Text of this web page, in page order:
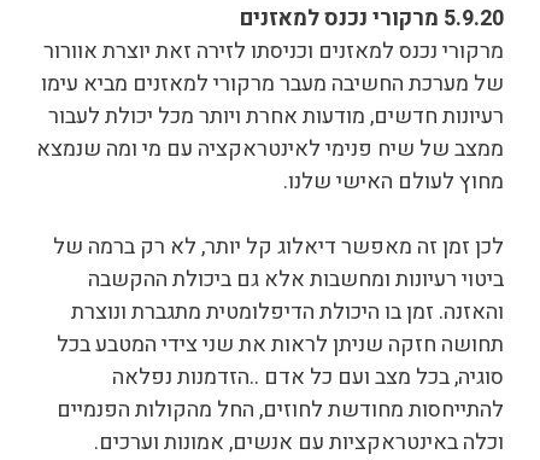
5.9.20 מרקורי נכנס למאזנים
מרקורי נכנס למאזנים וכניסתו לזירה זאת יוצרת אוורור
של מערכת החשיבה מעבר מרקורי למאזנים מביא עימו
רעיונות חדשים, מודעות אחרת ויותר מכל יכולת לעבור
ממצב של שיח פנימי לאינטראקציה עם מי ומה שנמצא
מחוץ לעולם האישי שלנו.
לכן זמן זה מאפשר דיאלוג קל יותר, לא רק ברמה של
ביטוי רעיונות ומחשבות אלא גם ביכולת ההקשבה
והאזנה. זמן בו היכולת הדיפלומטית מתגברת ונוצרת
תחושה חזקה שניתן לראות את שני צידי המטבע בכל
סוגיה, בכל מצב ועם כל אדם ..הזדמנות נפלאה
להתייחסות מחודשת לחוזים, החל מהקולות הפנמיים
וכלה באינטראקציות עם אנשים, אמונות וערכים.